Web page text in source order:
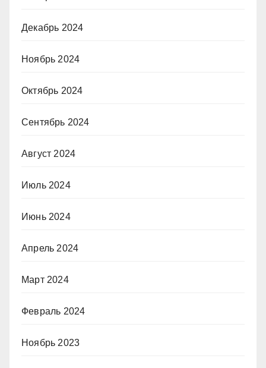
Декабрь 2024
Ноябрь 2024
Октябрь 2024
Сентябрь 2024
Август 2024
Июль 2024
Июнь 2024
Апрель 2024
Март 2024
Февраль 2024
Ноябрь 2023